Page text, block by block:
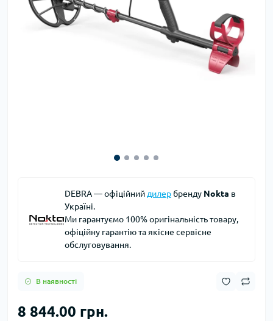
DEBRA — офіційний дилербренду Nokta в
Україні.
Ми гарантуємо 100% оригінальність товару,
офіційну гарантію та якісне сервісне
обслуговування.
В наявності
8 844.00 грн.